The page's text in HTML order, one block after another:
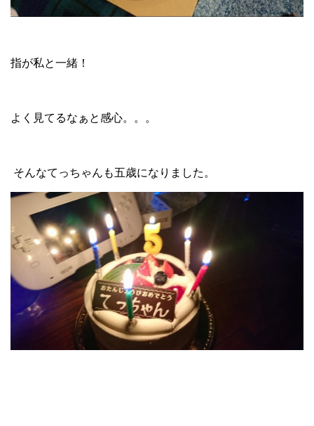
指が私と一緒！
よく見てるなぁと感心。。。
そんなてっちゃんも五歳になりました。